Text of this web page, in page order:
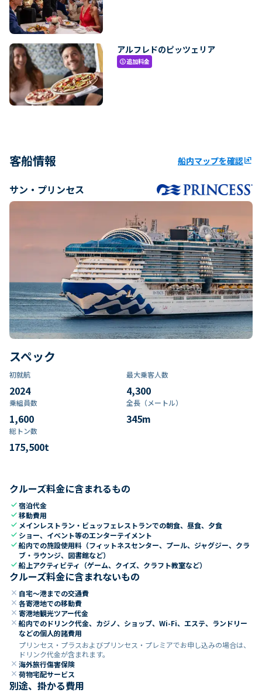
アルフレドのピッツェリア
paid追加料金
客船情報 船内マップを確認ungroup
サン・プリンセス
スペック
初就航
2024
最大乗客人数
4,300
乗組員数​
1,600
全長（メートル）
345m
総トン数​
175,500t
クルーズ料金に含まれるもの
check宿泊代金
check移動費用
check メインレストラン・ビュッフェレストランでの朝食、昼食、夕食
check ショー、イベント等のエンターテイメント
check船内での施設使用料（フィットネスセンター、プール、ジャグジー、クラ
ブ・ラウンジ、図書館など）
check船上アクティビティ（ゲーム、クイズ、クラフト教室など）
クルーズ料金に含まれないもの
close 自宅～港までの交通費
close 各寄港地での移動費
close 寄港地観光ツアー代金
close 船内でのドリンク代金、カジノ、ショップ、Wi-Fi、エステ、ランドリー
などの個人的諸費用
プリンセス・プラスおよびプリンセス・プレミアでお申し込みの場合は、
ドリンク代金が含まれます。
close 海外旅行傷害保険
close 荷物宅配サービス
別途、掛かる費用